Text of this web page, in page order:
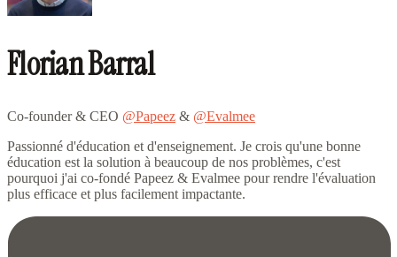
Florian Barral
Co-founder & CEO @Papeez & @Evalmee
Passionné d'éducation et d'enseignement. Je crois qu'une bonne
éducation est la solution à beaucoup de nos problèmes, c'est
pourquoi j'ai co-fondé Papeez & Evalmee pour rendre l'évaluation
plus efficace et plus facilement impactante.